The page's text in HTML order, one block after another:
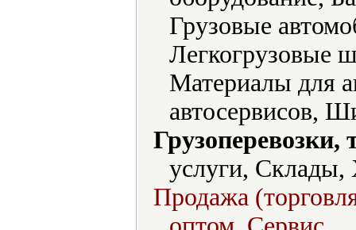
Грузовые
Легкогрузовые
Материалы для
автосервисов,
услуги, Склады,
Продажа